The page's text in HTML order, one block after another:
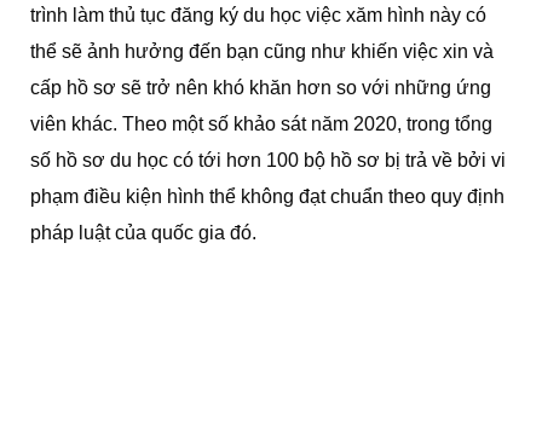
trình làm thủ tục đăng ký du học việc xăm hình này có
thể sẽ ảnh hưởng đến bạn cũng như khiến việc xin và
cấp hồ sơ sẽ trở nên khó khăn hơn so với những ứng
viên khác. Theo một số khảo sát năm 2020, trong tổng
số hồ sơ du học có tới hơn 100 bộ hồ sơ bị trả về bởi vi
phạm điều kiện hình thể không đạt chuẩn theo quy định
pháp luật của quốc gia đó.